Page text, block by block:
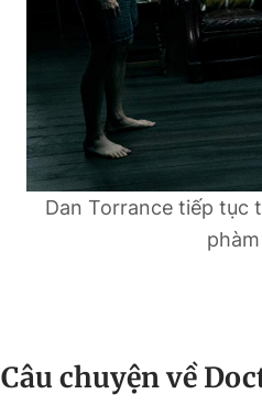
Dan Torrance tiếp tục
Câu chuyện về